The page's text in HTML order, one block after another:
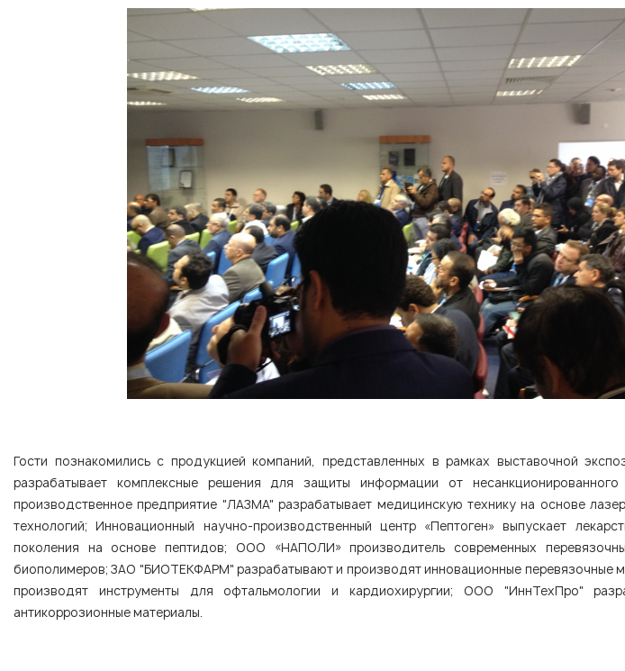
Гости познакомились с продукцией компаний, представленных в рамках выставочной
разрабатывает комплексные решения для защиты информации от
производственное предприятие "ЛАЗМА" разрабатывает медицинскую технику на основе
технологий; Инновационный научно-производственный центр «Пептоген» выпускает
поколения на основе пептидов; ООО «НАПОЛИ» производитель современных
биополимеров; ЗАО "БИОТЕКФАРМ" разрабатывают и производят инновационные перевязочные
производят инструменты для офтальмологии и кардиохирургии; ООО "ИннТехПро"
антикоррозионные материалы.